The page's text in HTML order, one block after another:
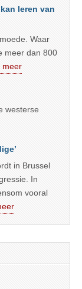
leren van
Waar
meer dan 800
meer
westerse
in Brussel
In
vooral